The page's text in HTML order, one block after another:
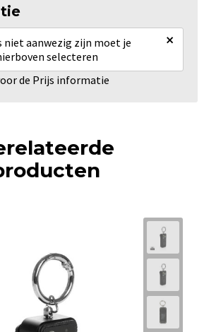
niet aanwezig zijn moet je
selecteren
×
de Prijs informatie